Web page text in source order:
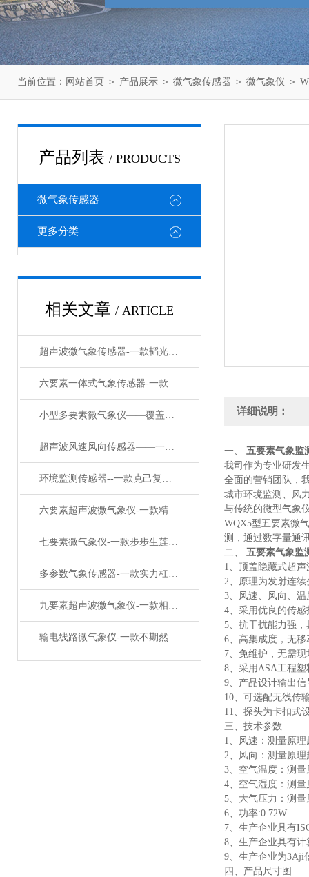
当前位置： 网站首页 ＞ 产品展示 ＞ 微气象传感器 ＞ 微气象仪 ＞
产品列表 / PRODUCTS
微气象传感器
更多分类
相关文章 / ARTICLE
超声波微气象传感器-一款韬光养晦一体化微要素气象传感器#2023已更新
六要素一体式气象传感器-一款名声在外气象站风向监测设备#2023已更新
小型多要素微气象仪——覆盖十二项指标！微气象传感器让气象监测更精准
超声波风速风向传感器——一款谷怕连夜雨的智能灯杆微气象仪#2024已更
环境监测传感器--一款克己复礼的八要素微气象仪#2024已更新
六要素超声波微气象仪-一款精金良玉的超声波风速风向传感器#2023已更新
七要素微气象仪-一款步步生莲花的小型多要素微气象仪#2023已更新
多参数气象传感器-一款实力杠杠滴超声波五要素微气象仪#2023已更新
九要素超声波微气象仪-一款相得益彰的多功能气象传感器#2023已更新
输电线路微气象仪-一款不期然而然的机场气象传感器#2022已更新
详细说明：
一、 五要素气象监
我司作为专业研发
全面的营销团队，
城市环境监测、风
与传统的微型气象
WQX5型五要素微
测，通过数字量通
二、 五要素气象监
1、顶盖隐藏式超
2、原理为发射连
3、风速、风向、
4、采用优良的传
5、抗干扰能力强
6、高集成度，无
7、免维护，无需现
8、采用ASA工程
9、产品设计输出
10、可选配无线传
11、探头为卡扣式
三、技术参数
1、风速：测量原理
2、风向：测量原理
3、空气温度：测
4、空气湿度：测量
5、大气压力：测量
6、功率:0.72W
7、生产企业具有
8、生产企业具有
9、生产企业为
四、产品尺寸图